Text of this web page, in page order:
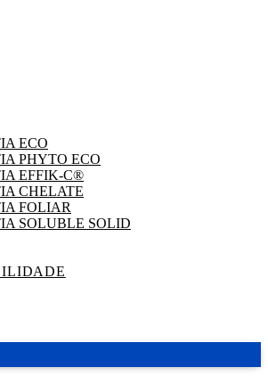
ECO
PHYTO ECO
EFFIK-C®
CHELATE
FOLIAR
SOLUBLE SOLID